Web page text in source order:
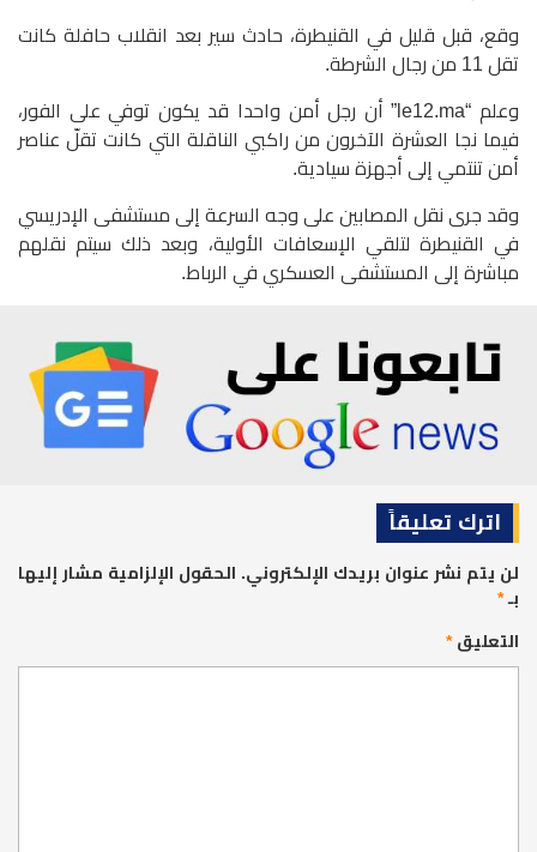
وقع، قبل قليل في القنيطرة، حادث سير بعد انقلاب حافلة كانت
تقل 11 من رجال الشرطة.
وعلم “le12.ma” أن رجل أمن واحدا قد يكون توفي على الفور،
فيما نجا العشرة الآخرون من راكبي الناقلة التي كانت تقلّ عناصر
أمن تنتمي إلى أجهزة سيادية.
وقد جرى نقل المصابين على وجه السرعة إلى مستشفى الإدريسي
في القنيطرة لتلقي الإسعافات الأولية، وبعد ذلك سيتم نقلهم
مباشرة إلى المستشفى العسكري في الرباط.
اترك تعليقاً
لن يتم نشر عنوان بريدك الإلكتروني. الحقول الإلزامية مشار إليها
بـ*
التعليق*